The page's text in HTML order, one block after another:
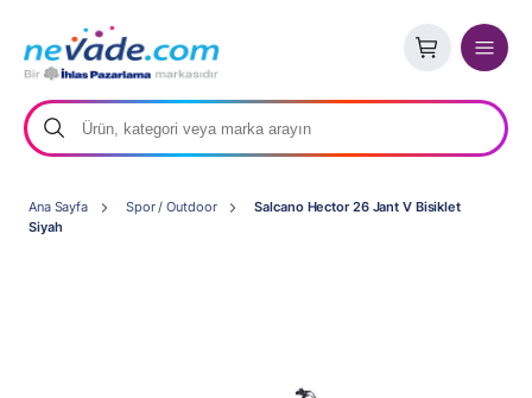
Ana Sayfa Spor / Outdoor
Salcano Hector 26 Jant V Bisiklet
Siyah